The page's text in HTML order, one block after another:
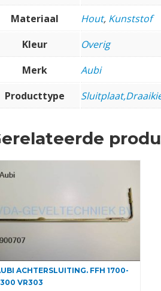
Materiaal
Hout, Kunststof
Kleur
Overig
Merk
Aubi
Producttype
ACHTERSLUITING. FFH 1700-
VR303